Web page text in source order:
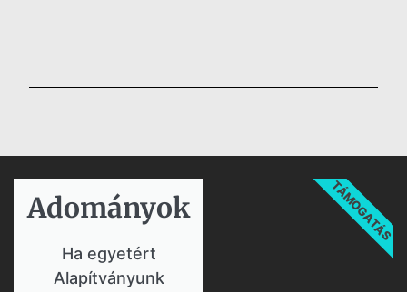
Adományok​
Ha egyetért
Alapítványunk
TÁMOGATÁS